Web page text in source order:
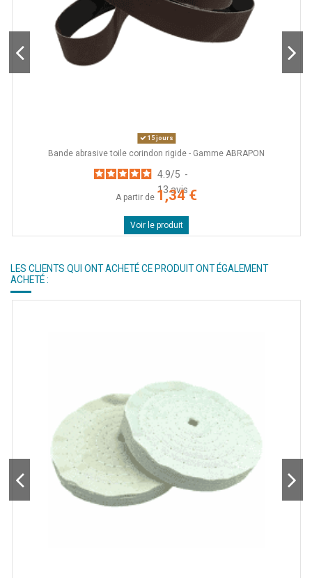
15 jours
Bande abrasive toile corindon rigide - Gamme ABRAPON
4.9/5 -
13avis
A partir de 1,34 €
Voir le produit
LES CLIENTS QUI ONT ACHETÉ CE PRODUIT ONT ÉGALEMENT
ACHETÉ :